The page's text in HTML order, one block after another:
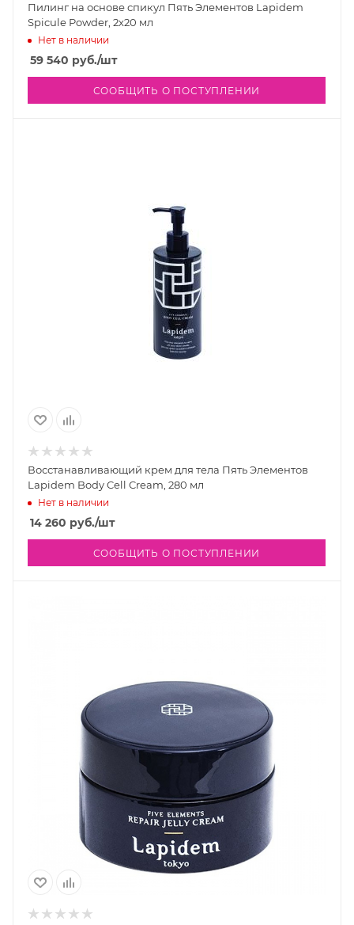
Пилинг на основе спикул Пять Элементов Lapidem
Spicule Powder, 2х20 мл
Нет в наличии
59 540 руб./шт
СООБЩИТЬ О ПОСТУПЛЕНИИ
Восстанавливающий крем для тела Пять Элементов
Lapidem Body Cell Cream, 280 мл
Нет в наличии
14 260 руб./шт
СООБЩИТЬ О ПОСТУПЛЕНИИ